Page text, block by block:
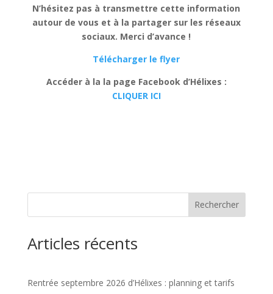
N’hésitez pas à transmettre cette information
autour de vous et à la partager sur les réseaux
sociaux. Merci d’avance !
Télécharger le flyer
Accéder à la la page Facebook d’Hélixes :
CLIQUER ICI
Rechercher
Articles récents
Rentrée septembre 2026 d’Hélixes : planning et tarifs